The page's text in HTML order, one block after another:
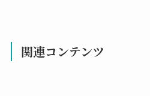
関連コンテンツ